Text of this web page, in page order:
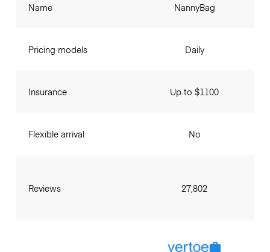
Name
Pricing models
Insurance
Flexible arrival
Reviews
NannyBag
Daily
Up to $1100
No
27,802